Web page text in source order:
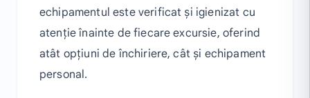
echipamentul este verificat și igienizat cu
atenție înainte de fiecare excursie, oferind
atât opțiuni de închiriere, cât și echipament
personal.